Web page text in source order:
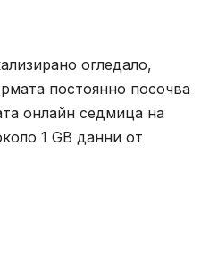
огледало,
постоянно посочва
онлайн седмица на
1 GB данни от